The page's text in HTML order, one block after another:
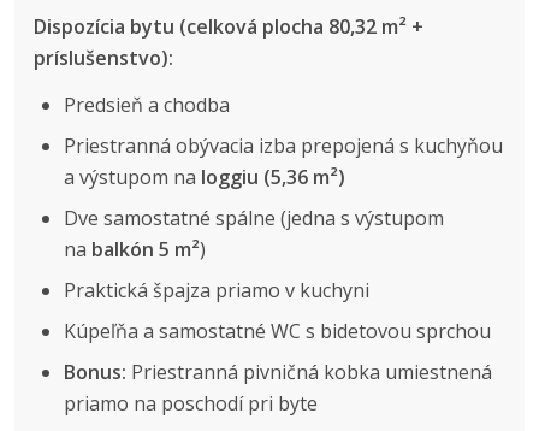
Dispozícia bytu (celková plocha 80,32 m² +
príslušenstvo):
Predsieň a chodba
Priestranná obývacia izba prepojená s kuchyňou
a výstupom na loggiu (5,36 m²)
Dve samostatné spálne (jedna s výstupom
na balkón 5 m²)
Praktická špajza priamo v kuchyni
Kúpeľňa a samostatné WC s bidetovou sprchou
Bonus: Priestranná pivničná kobka umiestnená
priamo na poschodí pri byte